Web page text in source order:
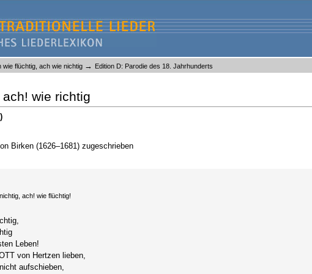
wie flüchtig, ach wie nichtig → Edition D: Parodie des 18. Jahrhunderts
wie richtig
Birken (1626–1681) zugeschrieben
ach! wie flüchtig!
Leben!
von Hertzen lieben,
aufschieben,